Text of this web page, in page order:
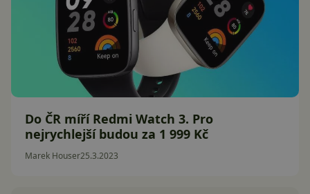
Do ČR míří Redmi Watch 3. Pro
nejrychlejší budou za 1 999 Kč
Marek Houser25.3.2023